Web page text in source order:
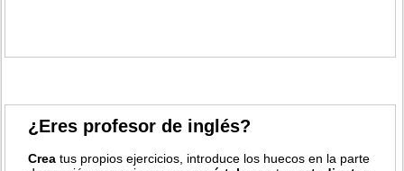
¿Eres profesor de inglés?
Crea tus propios ejercicios, introduce los huecos en la parte